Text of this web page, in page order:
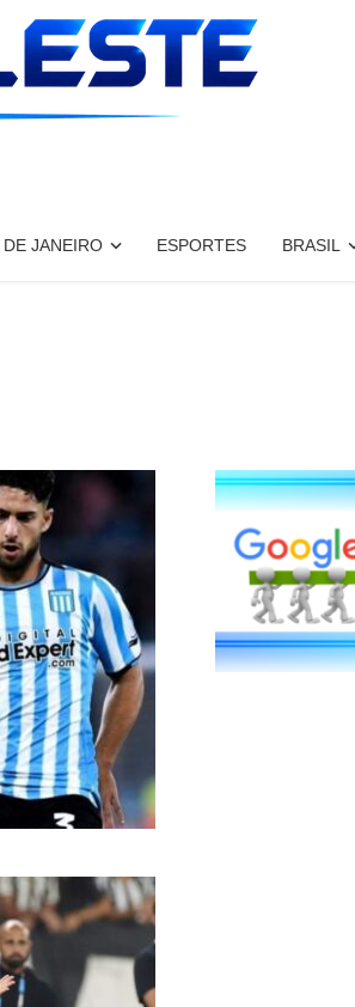
JANEIRO ESPORTES BRASIL